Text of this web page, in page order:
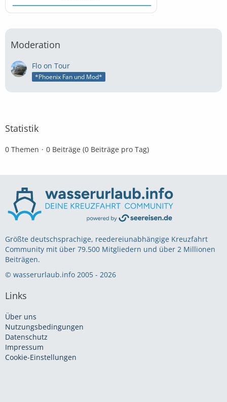
Moderation
Flo on Tour
*Phoenix Fan und Mod*
Statistik
0 Themen 0 Beiträge (0 Beiträge pro Tag)
Größte deutschsprachige, reedereiunabhängige Kreuzfahrt
Community mit über 79.500 Mitgliedern und über 2 Millionen
Beiträgen.
© wasserurlaub.info 2005 - 2026
Links
Über uns
Nutzungsbedingungen
Datenschutz
Impressum
Cookie-Einstellungen